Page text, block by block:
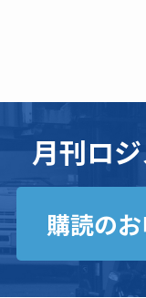
月刊ロ
購読の